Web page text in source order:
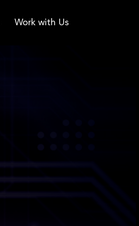
Work with Us